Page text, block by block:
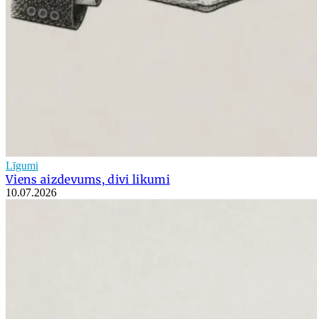
Līgumi
Viens aizdevums, divi likumi
10.07.2026